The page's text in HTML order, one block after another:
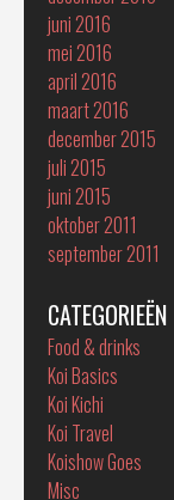
juni 2016
mei 2016
april 2016
maart 2016
december 2015
juli 2015
juni 2015
oktober 2011
september 2011
CATEGORIEËN
Food & drinks
Koi Basics
Koi Kichi
Koi Travel
Koishow Goes
Misc